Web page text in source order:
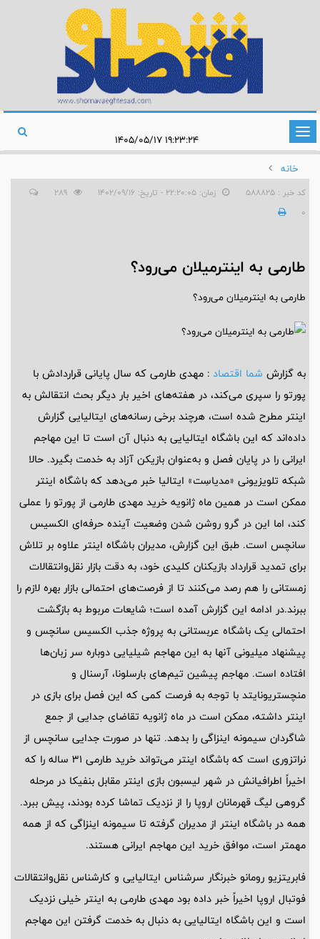
تغییر
وضعیت
ناوبری
خانه
کد خبر : 588825 زمان: ۲۲:۲۰:۰۵ - تاریخ: ۱۴۰۲/۰۹/۱۶
0
طارمی به اینترمیلان می‌رود؟
طارمی به اینترمیلان می‌رود؟
به گزارش شما اقتصاد : مهدی طارمی که سال پایانی قراردادش با
پورتو را سپری می‌کند، در هفته‌های اخیر بار دیگر بحث انتقالش به
اینتر مطرح شده است، هرچند برخی رسانه‌های ایتالیایی گزارش
داده‌اند که این باشگاه ایتالیایی به دنبال آن است تا این مهاجم
ایرانی را در پایان فصل و به‌عنوان بازیکن آزاد به خدمت بگیرد. حالا
شبکه تلویزیونی «مدیاسِت» ایتالیا خبر می‌دهد که باشگاه اینتر
ممکن است در همین ماه ژانویه خرید مهدی طارمی از پورتو را عملی
کند، اما این در گرو روشن شدن وضعیت آینده حرفه‌ای الکسیس
سانچس است. طبق این گزارش، مدیران باشگاه اینتر علاوه بر تلاش
برای تمدید قرارداد بازیکنان کلیدی خود، به دقت بازار نقل‌وانتقالات
زمستانی را هم رصد می‌کنند تا از فرصت‌های احتمالی بازار بهره لازم را
ببرند.در ادامه این گزارش آمده است؛ شایعات مربوط به بازگشت
احتمالی یک باشگاه عربستانی به پروژه جذب الکسیس سانچس و
پیشنهاد میلیونی آنها به این مهاجم شیلیایی دوباره سر زبان‌ها
افتاده است. مهاجم پیشین تیم‌های بارسلونا، آرسنال و
منچستریونایتد با توجه به فرصت کمی که این فصل برای بازی در
اینتر داشته، ممکن است در ماه ژانویه تقاضای جدایی از جمع
شاگردان سیمونه اینزاگی را بدهد. تنها در صورت جدایی سانچس از
نراتزوری است که باشگاه اینتر می‌تواند خرید طارمی 31 ساله را که
اخیراً اطرافیانش در شهر لیسبون بازی اینتر مقابل بنفیکا در مرحله
گروهی لیگ قهرمانان اروپا را از نزدیک تماشا کرده بودند، پیش ببرد.
همه در باشگاه اینتر از مدیران گرفته تا سیمونه اینزاگی که از همه
مهمتر است، موافق خرید این مهاجم ایرانی هستند.
فابریتزیو رومانو خبرنگار سرشناس ایتالیایی و کارشناس نقل‌وانتقالات
فوتبال اروپا اخیراً خبر داده بود مهدی طارمی به اینتر خیلی نزدیک
است و این باشگاه ایتالیایی به دنبال به خدمت گرفتن این مهاجم